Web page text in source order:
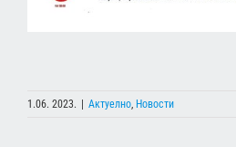
1.06. 2023. | Актуелно Новости